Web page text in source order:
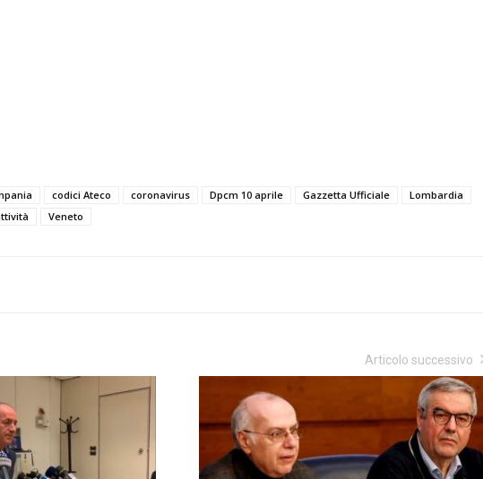
codici Ateco coronavirus Dpcm 10 aprile Gazzetta Ufficiale
Lombardia
Veneto
Articolo successivo